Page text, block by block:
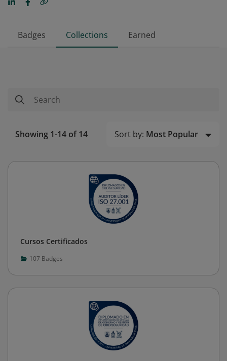
Badges Collections Earned
Showing 1-14 of 14 Sort by: Most Popular
Cursos Certificados
107 Badges